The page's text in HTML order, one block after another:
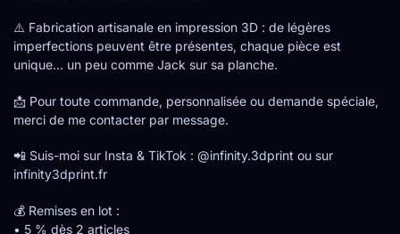
⚠️ Fabrication artisanale en impression 3D : de légères
imperfections peuvent être présentes, chaque pièce est
unique… un peu comme Jack sur sa planche.
📩 Pour toute commande, personnalisée ou demande spéciale,
merci de me contacter par message.
📲 Suis-moi sur Insta & TikTok : @infinity.3dprint ou sur
infinity3dprint.fr
💰 Remises en lot :
• 5 % dès 2 articles